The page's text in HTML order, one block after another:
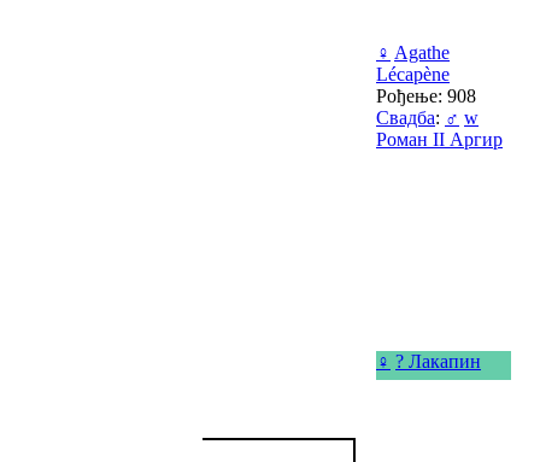
♀ Agathe
Lécapène
Рођење: 908
Свадба: ♂ w
Роман II Аргир
♀ ? Лакапин